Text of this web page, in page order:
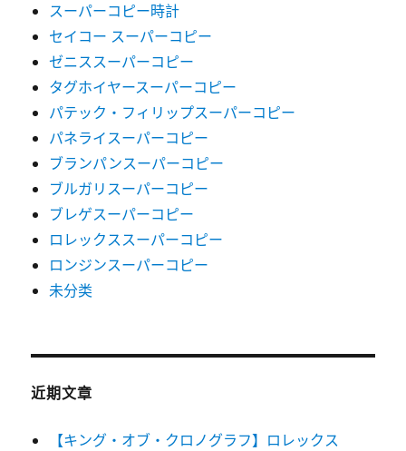
スーパーコピー時計
セイコー スーパーコピー
ゼニススーパーコピー
タグホイヤースーパーコピー
パテック・フィリップスーパーコピー
パネライスーパーコピー
ブランパンスーパーコピー
ブルガリスーパーコピー
ブレゲスーパーコピー
ロレックススーパーコピー
ロンジンスーパーコピー
未分类
近期文章
【キング・オブ・クロノグラフ】ロレックス